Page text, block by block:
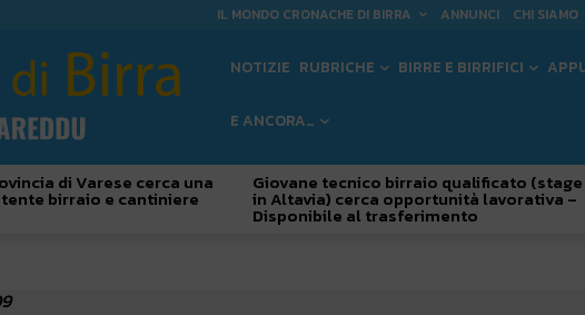
IL MONDO CRONACHE DI BIRRA ANNUNCI CHI SIAMO
NOTIZIE RUBRICHE BIRRE E BIRRIFICI
E ANCORA…
di Varese cerca una
birraio e cantiniere
Giovane tecnico birraio qualificato (stage
in Altavia) cerca opportunità lavorativa –
Disponibile al trasferimento